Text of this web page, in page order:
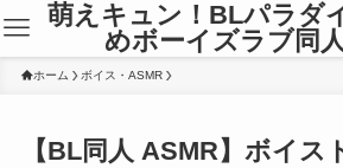
萌えキュン！BLパラダ
めボーイズラブ同
ホーム ボイス・ASMR
【BL同人 ASMR】ボイス